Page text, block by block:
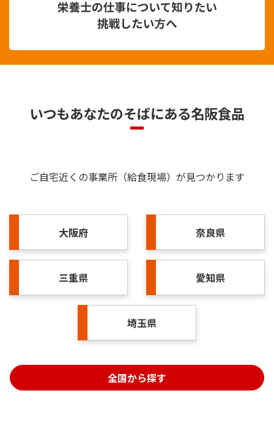
いつもあなたのそばにある名阪食品
ご自宅近くの事業所（給食現場）が見つかります
大阪府 奈良県
三重県 愛知県
埼玉県
全国から探す